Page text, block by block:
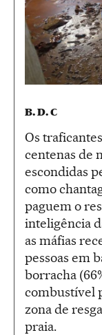
B. D. C
Os
centenas de
escondidas
como
paguem o
inteligência
as máfias
pessoas em
borracha
combustível
zona de
praia.